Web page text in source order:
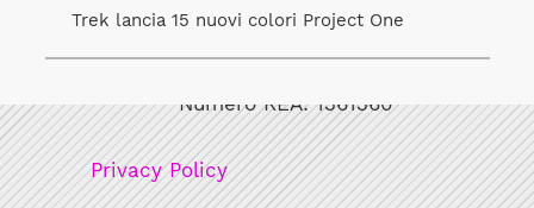
Trek lancia 15 nuovi colori Project One
Numero REA: 1361360
Privacy Policy